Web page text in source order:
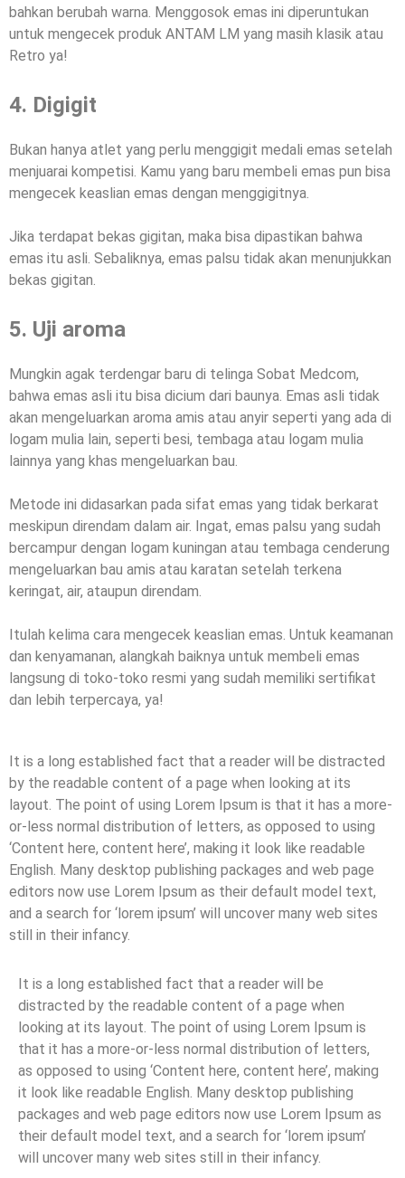
bahkan berubah warna. Menggosok emas ini diperuntukan
untuk mengecek produk ANTAM LM yang masih klasik atau
Retro ya!
4. Digigit
Bukan hanya atlet yang perlu menggigit medali emas setelah
menjuarai kompetisi. Kamu yang baru membeli emas pun bisa
mengecek keaslian emas dengan menggigitnya.
Jika terdapat bekas gigitan, maka bisa dipastikan bahwa
emas itu asli. Sebaliknya, emas palsu tidak akan menunjukkan
bekas gigitan.
5. Uji aroma
Mungkin agak terdengar baru di telinga Sobat Medcom,
bahwa emas asli itu bisa dicium dari baunya. Emas asli tidak
akan mengeluarkan aroma amis atau anyir seperti yang ada di
logam mulia lain, seperti besi, tembaga atau logam mulia
lainnya yang khas mengeluarkan bau.
Metode ini didasarkan pada sifat emas yang tidak berkarat
meskipun direndam dalam air. Ingat, emas palsu yang sudah
bercampur dengan logam kuningan atau tembaga cenderung
mengeluarkan bau amis atau karatan setelah terkena
keringat, air, ataupun direndam.
Itulah kelima cara mengecek keaslian emas. Untuk keamanan
dan kenyamanan, alangkah baiknya untuk membeli emas
langsung di toko-toko resmi yang sudah memiliki sertifikat
dan lebih terpercaya, ya!
It is a long established fact that a reader will be distracted
by the readable content of a page when looking at its
layout. The point of using Lorem Ipsum is that it has a more-
or-less normal distribution of letters, as opposed to using
‘Content here, content here’, making it look like readable
English. Many desktop publishing packages and web page
editors now use Lorem Ipsum as their default model text,
and a search for ‘lorem ipsum’ will uncover many web sites
still in their infancy.
It is a long established fact that a reader will be
distracted by the readable content of a page when
looking at its layout. The point of using Lorem Ipsum is
that it has a more-or-less normal distribution of letters,
as opposed to using ‘Content here, content here’, making
it look like readable English. Many desktop publishing
packages and web page editors now use Lorem Ipsum as
their default model text, and a search for ‘lorem ipsum’
will uncover many web sites still in their infancy.